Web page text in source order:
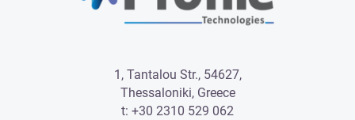
1, Tantalou Str., 54627,
Thessaloniki, Greece
t: +30 2310 529 062